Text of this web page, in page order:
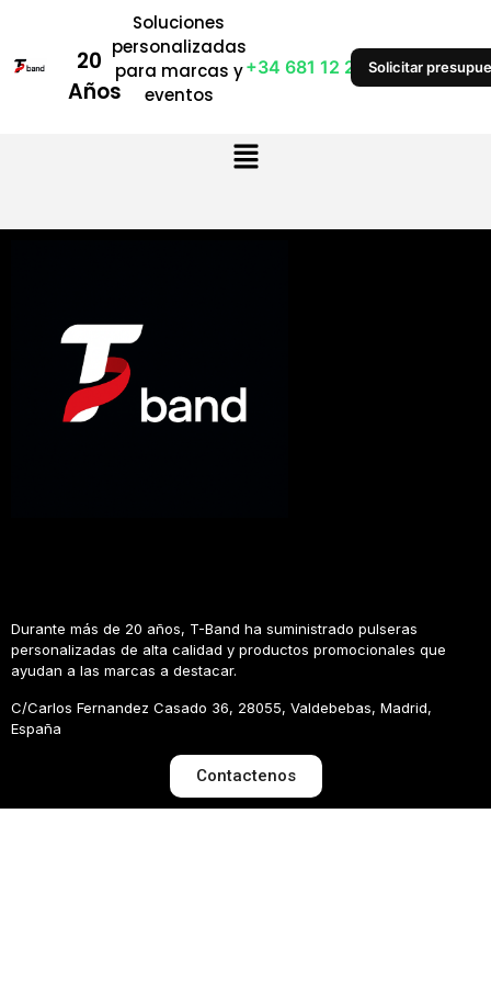
20
Años
Soluciones
personalizadas
para marcas y
eventos
+34 681 12 28 53Solicitar
Durante más de 20 años, T-Band ha suministrado pulseras
personalizadas de alta calidad y productos promocionales que
ayudan a las marcas a destacar.
C/Carlos Fernandez Casado 36, 28055, Valdebebas, Madrid,
España
Contactenos